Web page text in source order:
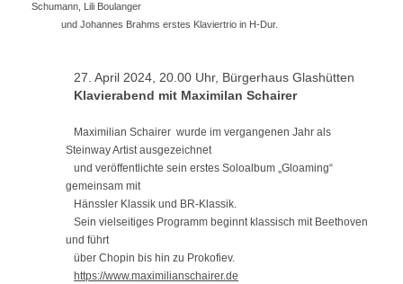
Schumann, Lili Boulanger
und Johannes Brahms erstes Klaviertrio in H-Dur.
27. April 2024, 20.00 Uhr, Bürgerhaus Glashütten
Klavierabend mit Maximilan Schairer
Maximilian Schairer wurde im vergangenen Jahr als
Steinway Artist ausgezeichnet
und veröffentlichte sein erstes Soloalbum „Gloaming“
gemeinsam mit
Hänssler Klassik und BR-Klassik.
Sein vielseitiges Programm beginnt klassisch mit Beethoven
und führt
über Chopin bis hin zu Prokofiev.
https://www.maximilianschairer.de